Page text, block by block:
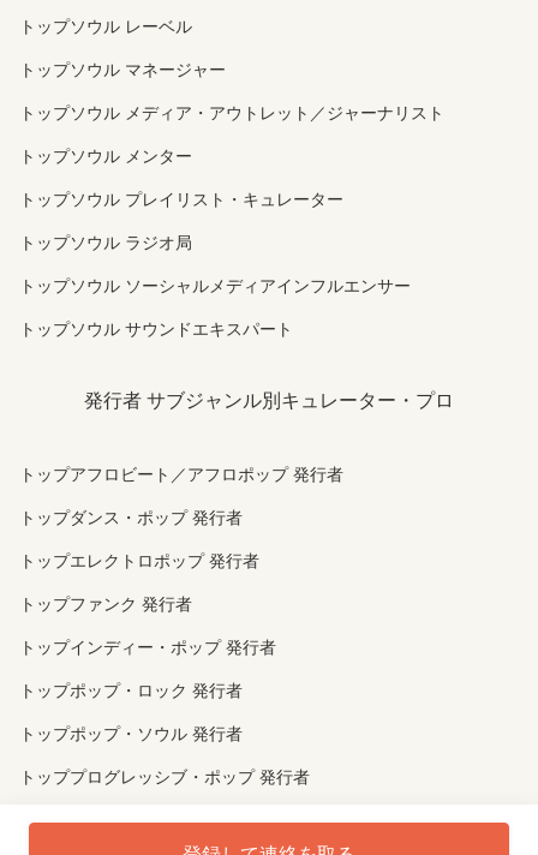
トップソウル レーベル
トップソウル マネージャー
トップソウル メディア・アウトレット／ジャーナリスト
トップソウル メンター
トップソウル プレイリスト・キュレーター
トップソウル ラジオ局
トップソウル ソーシャルメディアインフルエンサー
トップソウル サウンドエキスパート
発行者 サブジャンル別キュレーター・プロ
トップアフロビート／アフロポップ 発行者
トップダンス・ポップ 発行者
トップエレクトロポップ 発行者
トップファンク 発行者
トップインディー・ポップ 発行者
トップポップ・ロック 発行者
トップポップ・ソウル 発行者
トッププログレッシブ・ポップ 発行者
トップr&b 発行者